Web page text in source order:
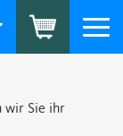
wir Sie ihr